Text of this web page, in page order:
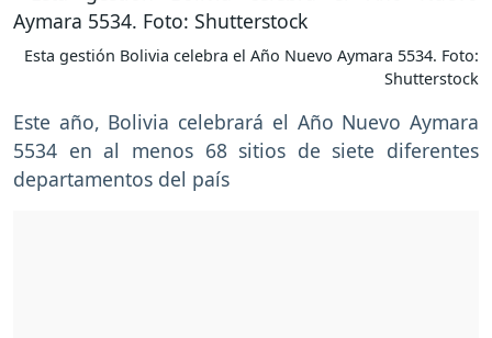
Esta gestión Bolivia celebra el Año Nuevo Aymara 5534. Foto:
Shutterstock
Este año, Bolivia celebrará el Año Nuevo Aymara
5534 en al menos 68 sitios de siete diferentes
departamentos del país